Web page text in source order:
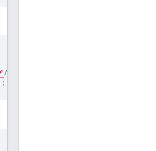
/devices"
: